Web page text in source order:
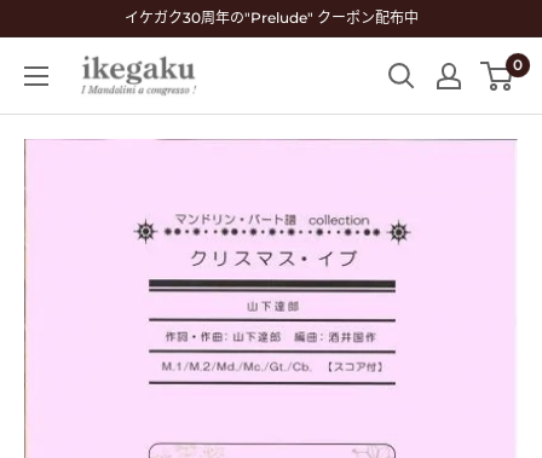
ン
イケガク30周年の"Prelude" クーポン配布中
Mandolin
&
0